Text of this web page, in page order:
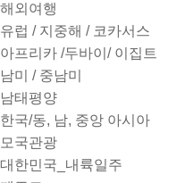
해외여행
유럽 / 지중해 / 코카서스
아프리카 /두바이/ 이집트
남미 / 중남미
남태평양
한국/동, 남, 중앙 아시아
모국관광
대한민국_내륙일주